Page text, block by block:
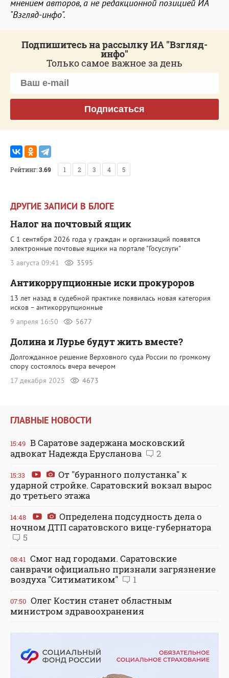
мнением авторов, а не редакционной позицией ИА
"Взгляд-инфо".
Подпишитесь на рассылку ИА "Взгляд-
инфо"
Только самое важное за день
Подписаться
Рейтинг:3.69 1 2 3 4 5
ДРУГИЕ ЗАПИСИ В БЛОГЕ
Налог на почтовый ящик
С 1 сентября 2026 года у граждан и организаций появятся
электронные почтовые ящики на портале "Госуслуги"
3 августа 09:41
3595
Антикоррупционные иски прокуроров
13 лет назад в судебной практике появилась новая категория
исков – антикоррупционные
9 апреля 16:50
5677
Долина и Лурье будут жить вместе?
Долгожданное решение Верховного суда России по громкому
спору состоялось вчера вечером
17 декабря 2025
4673
ГЛАВНЫЕ НОВОСТИ
15:49 В Саратове задержана московский
адвокат Надежда Ерусланова
2
15:33
От "буранного полустанка" к
ударной стройке. Саратовский вокзал вырос
до третьего этажа
14:48
Определена подсудность дела о
ночном ДТП саратовского вице-губернатора
5
08:41 Смог над городами. Саратовские
санврачи официально признали загрязнение
воздуха "Ситиматиком"
1
07:50 Олег Костин станет областным
министром здравоохранения